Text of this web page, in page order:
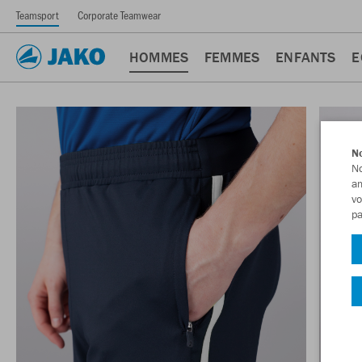
Teamsport Corporate Teamwear
HOMMES FEMMES ENFANTS